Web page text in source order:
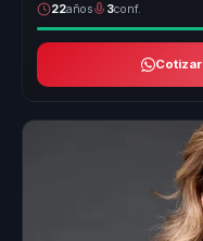
22años 3conf.
Cotizar